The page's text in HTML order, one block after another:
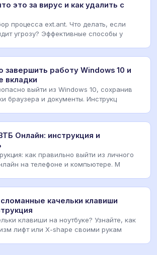
это за вирус и как удалить с
процесса ext.ant. Что делать, если
угрозу? Эффективные способы у
завершить работу Windows 10 и
вкладки
выйти из Windows 10, сохранив
браузера и документы. Инструкц
Онлайн: инструкция и
как правильно выйти из личного
на телефоне и компьютере. М
качельки клавиши
клавиши на ноутбуке? Узнайте, как
лифт или X-shape своими рукам